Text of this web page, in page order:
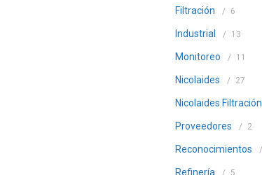
Filtración 6
Industrial 13
Monitoreo 11
Nicolaides 27
Nicolaides Filtración
Proveedores 2
Reconocimientos
Refinería 5